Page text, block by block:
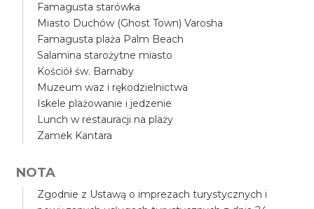
Famagusta starówka
Miasto Duchów (Ghost Town) Varosha
Famagusta plaża Palm Beach
Salamina starożytne miasto
Kościół św. Barnaby
Muzeum waz i rękodzielnictwa
Iskele plażowanie i jedzenie
Lunch w restauracji na plaży
Zamek Kantara
NOTA
Zgodnie z Ustawą o imprezach turystycznych i